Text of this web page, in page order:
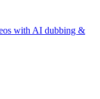
with AI dubbing &